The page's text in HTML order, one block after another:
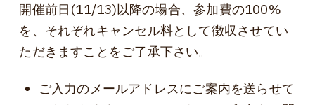
開催前日(11/13)以降の場合、参加費の100%
を、それぞれキャンセル料として徴収させてい
ただきますことをご了承下さい。
ご入力のメールアドレスにご案内を送らせて